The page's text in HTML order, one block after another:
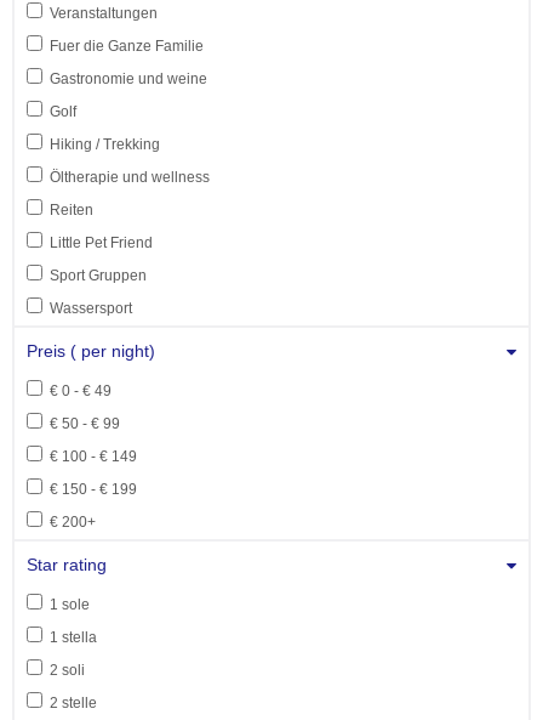
Veranstaltungen
Fuer die Ganze Familie
Gastronomie und weine
Golf
Hiking / Trekking
Öltherapie und wellness
Reiten
Little Pet Friend
Sport Gruppen
Wassersport
Preis ( per night)
€ 0 - € 49
€ 50 - € 99
€ 100 - € 149
€ 150 - € 199
€ 200+
Star rating
1 sole
1 stella
2 soli
2 stelle